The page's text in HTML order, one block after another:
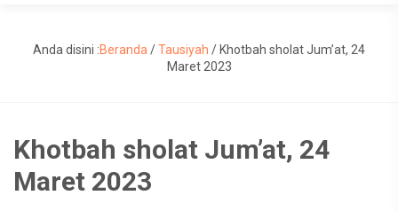
Anda disini :Beranda /Tausiyah / Khotbah sholat Jum’at, 24
Maret 2023
Khotbah sholat Jum’at, 24
Maret 2023